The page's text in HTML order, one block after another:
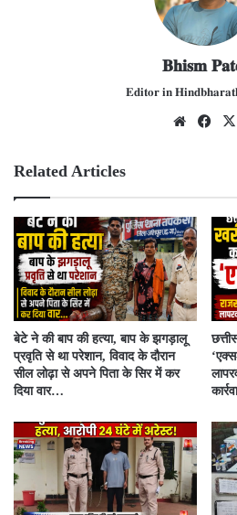
𝐁𝐡𝐢𝐬𝐦
𝐄𝐝𝐢𝐭𝐨𝐫 𝐢𝐧
We
Fac
Related Articles
बेटे ने की बाप की हत्या, बाप के झगड़ालू
प्रवृति से था परेशान, विवाद के दौरान
सील लोढ़ा से अपने पिता के सिर में कर
दिया वार…